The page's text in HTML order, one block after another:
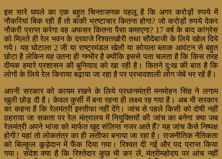
इस सारे घपले का एक बहुत चिन्ताजनक पहलू है कि अगर करोड़ों रुपये में
नौकरियां बिक रही हैं तो बाकी भ्रष्टाचार कितना होगा? जो करोड़ों रुपये देकर
नौकरी प्राप्त करेगा वह अफसर कितना पैसा कमाएगा? 17 वर्ष के बाद कांग्रेस
को मिलते ही रेल भवन के दरवाजे रिश्वतखोरी तथा सौदेबाजी के लिये खोल दिये
गये। यह घोटाला 2 जी या राष्ट्रमंडल खेलों या कोयला ब्लाक आवंटन से बहुत
छोटा है लेकिन यह उतना ही गम्भीर है क्योंकि इससे पता चलता है कि किस तरह
दीमक हमारे प्रशासन की बुनियाद को खा रही है। कितने दु:ख की बात है कि
लोगों के लिये रेल किराया बढ़ाया जा रहा है पर प्रभावशाली लोग जेबें भर रहें हैं।
अपनी सरकार को कायम रखने के लिये प्रधानमंत्री मनमोहन सिंह ने लगाम
खुली छोड़ दी है। केवल कुर्सी में बना रहना ही लक्ष्य रह गया है। अब भी सरकार
का कहना है कि रेलमंत्री इस्तीफा नहीं देंगे। जांच से पहले किसी को दोषी नहीं
ठहराया जा सकता पर रेल मंत्रालय में नियुक्तियों की जांच का बनेगा क्या जब
रेलमंत्री अपने भांजा को मार्फत खुद संलिप्त नजर आते हैं? यह जांच कैसे निष्पक्ष
होगी? यहां तो लोकतंत्र का ही लतीफा बनाया जा रहा है। राजनीतिक नैतिकता
को बिल्कुल कूड़ेदान में फैंक दिया गया। रिश्वत दी गई और पद प्राप्त किया
गया। संदेश क्या है कि रिश्तेदार कुछ भी कर लें, मंत्रीमहोदय पर आंच नहीं